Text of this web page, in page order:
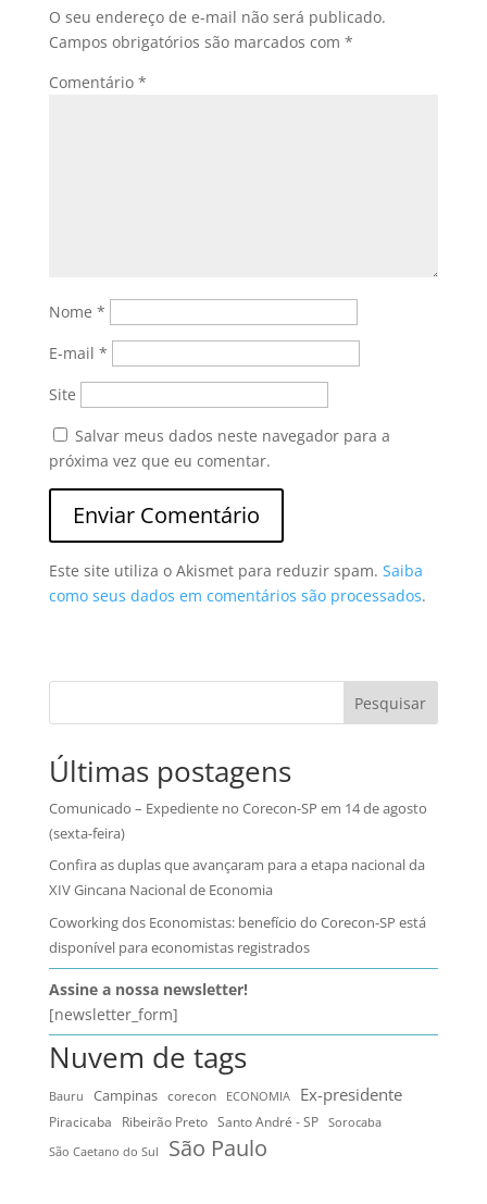
O seu endereço de e-mail não será publicado.
Campos obrigatórios são marcados com *
Comentário *
Nome *
E-mail *
Site
Salvar meus dados neste navegador para a
próxima vez que eu comentar.
Este site utiliza o Akismet para reduzir spam. Saiba
como seus dados em comentários são processados.
Pesquisar
Últimas postagens
Comunicado – Expediente no Corecon-SP em 14 de agosto
(sexta-feira)
Confira as duplas que avançaram para a etapa nacional da
XIV Gincana Nacional de Economia
Coworking dos Economistas: benefício do Corecon-SP está
disponível para economistas registrados
Assine a nossa newsletter!
[newsletter_form]
Nuvem de tags
Bauru Campinas corecon ECONOMIA Ex-presidente
Piracicaba Ribeirão Preto Santo André - SP
Sorocaba
São Caetano do Sul
São Paulo